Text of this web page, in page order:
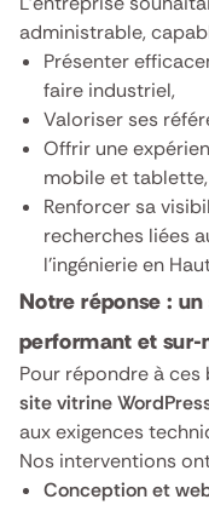
administrable,
Présenter
faire industriel,
Valoriser ses
Offrir une
mobile et tablette,
Renforcer sa
recherches liées
l’ingénierie en
Notre réponse :
performant et sur-
Pour répondre à ces
site vitrine
aux exigences
Nos interventions
Conception et